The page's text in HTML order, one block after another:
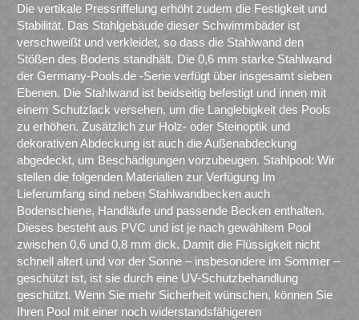
Die vertikale Pressriffelung erhöht zudem die Festigkeit und
Stabilität. Das Stahlgebäude dieser Schwimmbäder ist
verschweißt und verkleidet, so dass die Stahlwand den
Stößen des Bodens standhält. Die 0,6 mm starke Stahlwand
der Germany-Pools.de -Serie verfügt über insgesamt sieben
Ebenen. Die Stahlwand ist beidseitig befestigt und innen mit
einem Schutzlack versehen, um die Langlebigkeit des Pools
zu erhöhen. Zusätzlich zur Holz- oder Steinoptik und
dekorativen Abdeckung ist auch die Außenabdeckung
abgedeckt, um Beschädigungen vorzubeugen. Stahlpool: Wir
stellen die folgenden Materialien zur Verfügung Im
Lieferumfang sind neben Stahlwandbecken auch
Bodenschiene, Handläufe und passende Becken enthalten.
Dieses besteht aus PVC und ist je nach gewähltem Pool
zwischen 0,6 und 0,8 mm dick. Damit die Flüssigkeit nicht
schnell altert und vor der Sonne – insbesondere im Sommer –
geschützt ist, ist sie durch eine UV-Schutzbehandlung
geschützt. Wenn Sie mehr Sicherheit wünschen, können Sie
Ihren Pool mit einer noch widerstandsfähigeren